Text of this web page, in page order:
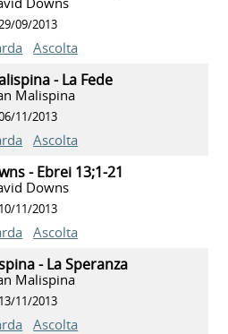
09/2013
Ascolta
- La Fede
Malispina
11/2013
Ascolta
- Ebrei 13;1-21
Downs
10/11/2013
Ascolta
- La Speranza
Malispina
13/11/2013
Ascolta